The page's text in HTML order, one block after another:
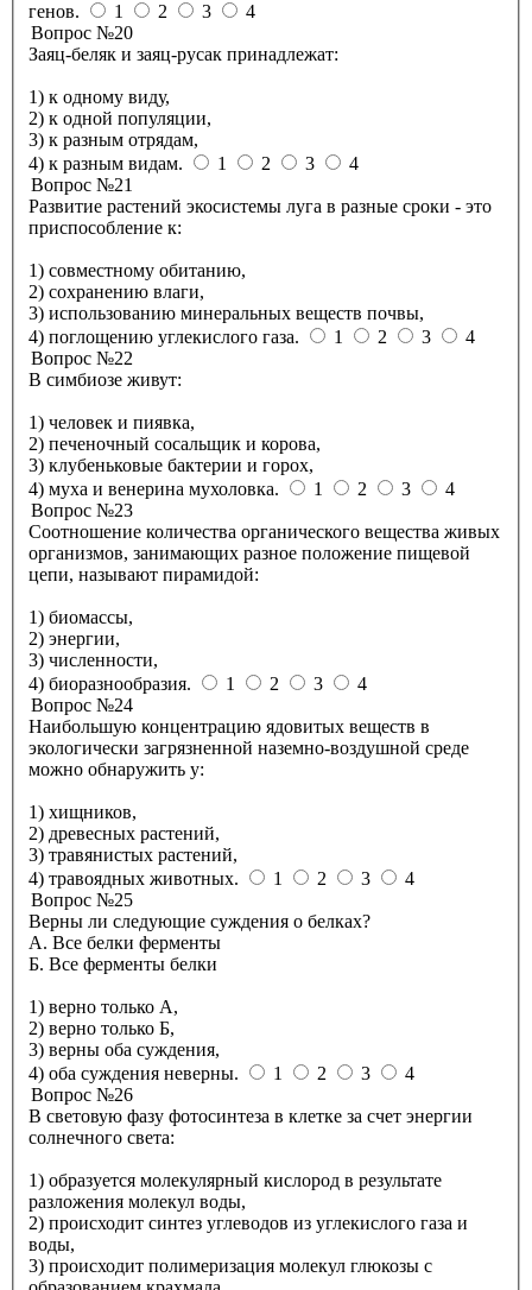
генов.
1 2 3
4
Вопрос №20
Заяц-беляк и заяц-русак принадлежат:
1) к одному виду,
2) к одной популяции,
3) к разным отрядам,
4) к разным видам.
1 2 3
4
Вопрос №21
Развитие растений экосистемы луга в разные сроки - это
приспособление к:
1) совместному обитанию,
2) сохранению влаги,
3) использованию минеральных веществ почвы,
4) поглощению углекислого газа.
1 2 3
4
Вопрос №22
В симбиозе живут:
1) человек и пиявка,
2) печеночный сосальщик и корова,
3) клубеньковые бактерии и горох,
4) муха и венерина мухоловка.
1 2 3
4
Вопрос №23
Соотношение количества органического вещества живых
организмов, занимающих разное положение пищевой
цепи, называют пирамидой:
1) биомассы,
2) энергии,
3) численности,
4) биоразнообразия.
1 2 3
4
Вопрос №24
Наибольшую концентрацию ядовитых веществ в
экологически загрязненной наземно-воздушной среде
можно обнаружить у:
1) хищников,
2) древесных растений,
3) травянистых растений,
4) травоядных животных.
1 2 3
4
Вопрос №25
Верны ли следующие суждения о белках?
А. Все белки ферменты
Б. Все ферменты белки
1) верно только А,
2) верно только Б,
3) верны оба суждения,
4) оба суждения неверны.
1 2 3
4
Вопрос №26
В световую фазу фотосинтеза в клетке за счет энергии
солнечного света:
1) образуется молекулярный кислород в результате
разложения молекул воды,
2) происходит синтез углеводов из углекислого газа и
воды,
3) происходит полимеризация молекул глюкозы с